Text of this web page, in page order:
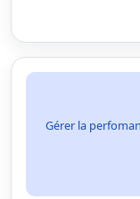
Gérer la